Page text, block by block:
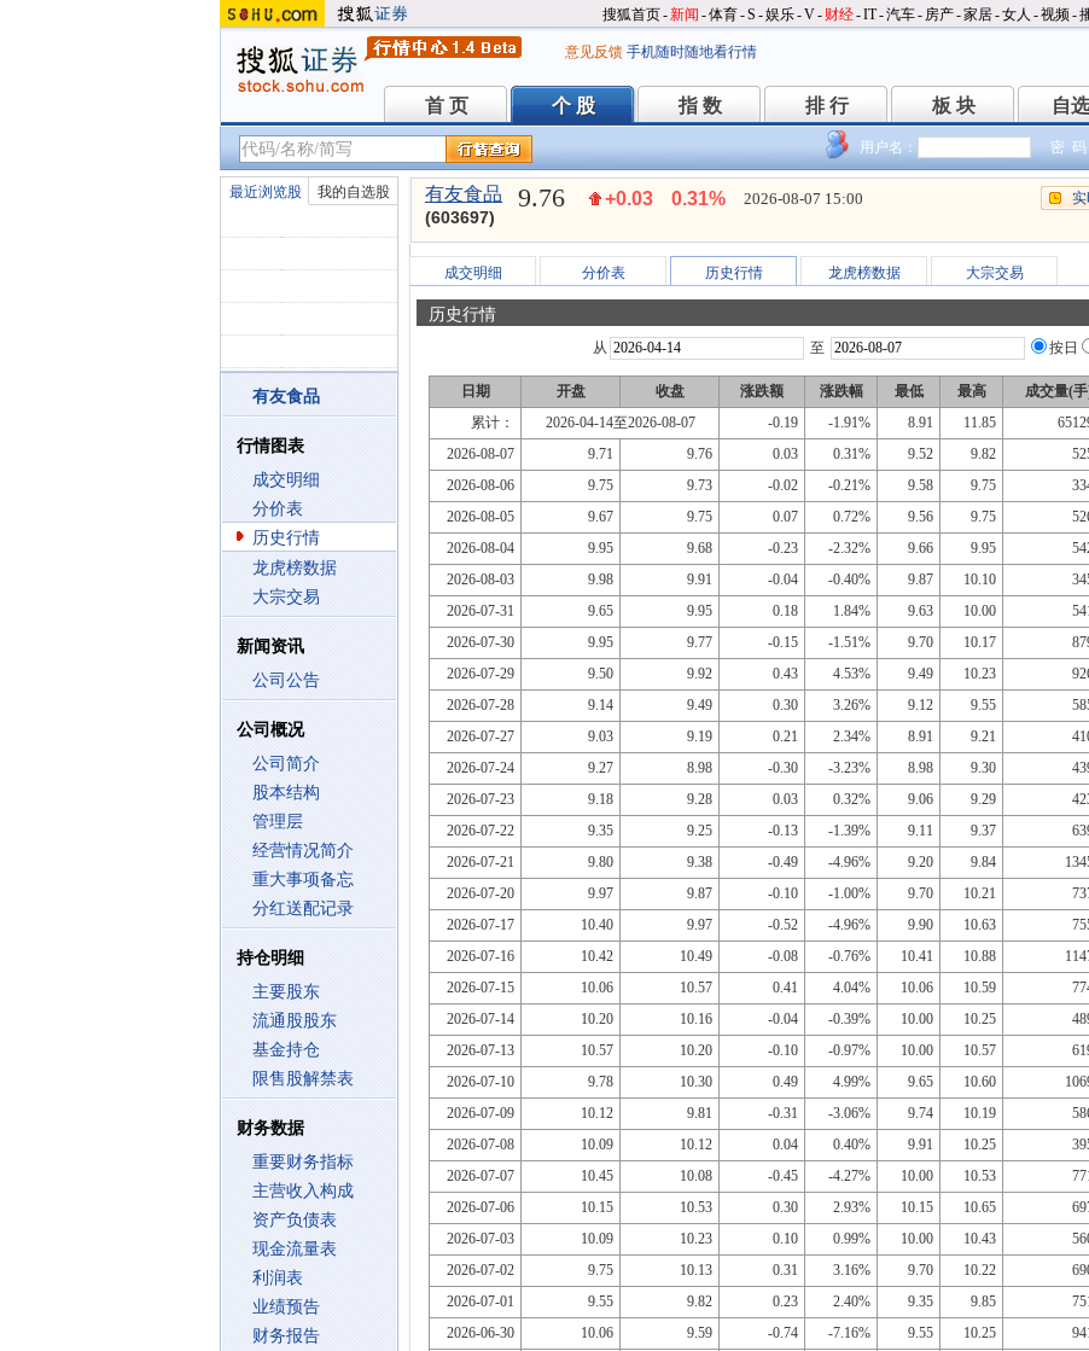
搜狐首页-新闻 -体育-S -娱乐-V- 财经-IT-汽车- 房产-家居-女人 -视频-
意见反馈 手机随时随地看行情
首 页
首 页 个 股
个 股 指 数
指 数 排 行
排 行 板 块
板 块 自
自
用户名： 密 码
最近浏览股 我的自选股
有友食品
行情图表
成交明细
分价表
历史行情
龙虎榜数据
大宗交易
新闻资讯
公司公告
公司概况
公司简介
股本结构
管理层
经营情况简介
重大事项备忘
分红送配记录
持仓明细
主要股东
流通股股东
基金持仓
限售股解禁表
财务数据
重要财务指标
主营收入构成
资产负债表
现金流量表
利润表
业绩预告
财务报告
有友食品
(603697)
9.76 +0.03 0.31% 2026-08-07 15:00
成交明细 分价表 历史行情 龙虎榜数据 大宗交易
历史行情
从 至 按日
日期 开盘 收盘 涨跌额 涨跌幅 最低 最高 成交量(
累计：
2026-04-14至2026-08-07 -0.19 -1.91% 8.91 11.85
2026-08-07
9.71 9.76 0.03 0.31% 9.52 9.82
2026-08-06
9.75 9.73 -0.02 -0.21% 9.58 9.75
2026-08-05
9.67 9.75 0.07 0.72% 9.56 9.75
2026-08-04
9.95 9.68 -0.23 -2.32% 9.66 9.95
2026-08-03
9.98 9.91 -0.04 -0.40% 9.87 10.10
2026-07-31
9.65 9.95 0.18 1.84% 9.63 10.00
2026-07-30
9.95 9.77 -0.15 -1.51% 9.70 10.17
2026-07-29
9.50 9.92 0.43 4.53% 9.49 10.23
2026-07-28
9.14 9.49 0.30 3.26% 9.12 9.55
2026-07-27
9.03 9.19 0.21 2.34% 8.91 9.21
2026-07-24
9.27 8.98 -0.30 -3.23% 8.98 9.30
2026-07-23
9.18 9.28 0.03 0.32% 9.06 9.29
2026-07-22
9.35 9.25 -0.13 -1.39% 9.11 9.37
2026-07-21
9.80 9.38 -0.49 -4.96% 9.20 9.84
2026-07-20
9.97 9.87 -0.10 -1.00% 9.70 10.21
2026-07-17
10.40 9.97 -0.52 -4.96% 9.90 10.63
2026-07-16
10.42 10.49 -0.08 -0.76% 10.41 10.88
2026-07-15
10.06 10.57 0.41 4.04% 10.06 10.59
2026-07-14
10.20 10.16 -0.04 -0.39% 10.00 10.25
2026-07-13
10.57 10.20 -0.10 -0.97% 10.00 10.57
2026-07-10
9.78 10.30 0.49 4.99% 9.65 10.60
2026-07-09
10.12 9.81 -0.31 -3.06% 9.74 10.19
2026-07-08
10.09 10.12 0.04 0.40% 9.91 10.25
2026-07-07
10.45 10.08 -0.45 -4.27% 10.00 10.53
2026-07-06
10.15 10.53 0.30 2.93% 10.15 10.65
2026-07-03
10.09 10.23 0.10 0.99% 10.00 10.43
2026-07-02
9.75 10.13 0.31 3.16% 9.70 10.22
2026-07-01
9.55 9.82 0.23 2.40% 9.35 9.85
2026-06-30
10.06 9.59 -0.74 -7.16% 9.55 10.25